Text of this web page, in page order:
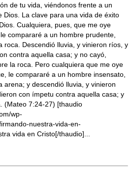
de tu vida, viéndonos frente a un
Dios. La clave para una vida de éxito
Cualquiera, pues, que me oye
compararé a un hombre prudente,
roca. Descendió lluvia, y vinieron ríos, y
contra aquella casa; y no cayó,
la roca. Pero cualquiera que me oye
le compararé a un hombre insensato,
arena; y descendió lluvia, y vinieron
con ímpetu contra aquella casa; y
(Mateo 7:24-27) [thaudio
wp-
nuestra-vida-en-
vida en Cristo[/thaudio]...